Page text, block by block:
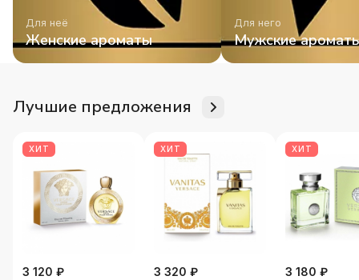
Для неё
Женские ароматы
Для него
Мужские
Лучшие предложения
ХИТ
3 120 ₽
ХИТ
3 320 ₽
ХИТ
3 180 ₽